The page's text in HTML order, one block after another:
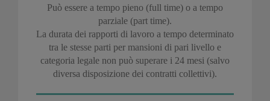
Può essere a tempo pieno (full time) o a tempo
parziale (part time).
La durata dei rapporti di lavoro a tempo determinato
tra le stesse parti per mansioni di pari livello e
categoria legale non può superare i 24 mesi (salvo
diversa disposizione dei contratti collettivi).